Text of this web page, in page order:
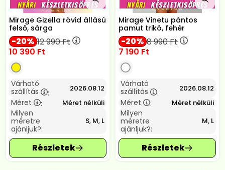
Mirage Gizella rövid állású
felső, sárga
20 12 990Ft
10 390 Ft
Várható
szállítás
: 2026.08.12
Méret : Méret nélküli
Milyen
méretre
ajánljuk?:
S, M, L
Mirage Vinetu pántos
pamut trikó, fehér
20 8 990Ft
7 190 Ft
Várható
szállítás
: 2026.08.12
Méret : Méret nélküli
Milyen
méretre
ajánljuk?:
M, L